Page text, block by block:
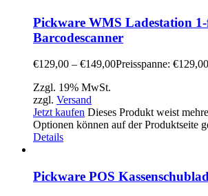
Pickware WMS Ladestation
Barcodescanner
€129,00 – €149,00Preisspanne:
Zzgl. 19% MwSt.
zzgl. Versand
Jetzt kaufen Dieses Produkt weist
Optionen können auf der Produktseite
Details
Pickware POS